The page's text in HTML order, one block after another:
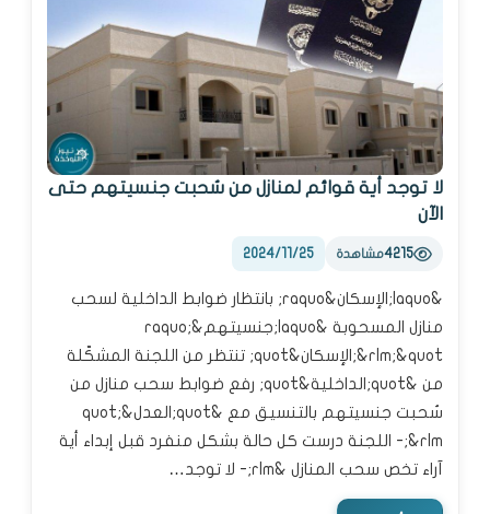
لا توجد أية قوائم لمنازل من سُحبت جنسيتهم حتى
الآن
4215مشاهدة 2024/11/25
&laquo;الإسكان&raquo; بانتظار ضوابط الداخلية لسحب
منازل المسحوبة &laquo;جنسيتهم&raquo;
&rlm;&quot;الإسكان&quot; تنتظر من اللجنة المشكّلة
من &quot;الداخلية&quot; رفع ضوابط سحب منازل من
سُحبت جنسيتهم بالتنسيق مع &quot;العدل&quot;
&rlm;- اللجنة درست كل حالة بشكل منفرد قبل إبداء أية
آراء تخص سحب المنازل &rlm;- لا توجد…